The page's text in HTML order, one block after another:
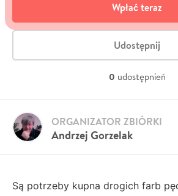
Wpłać teraz
Udostępnij
0 udostępnień
Andrzej Gorzelak
ORGANIZATOR ZBIÓRKI
Są potrzeby kupna drogich farb